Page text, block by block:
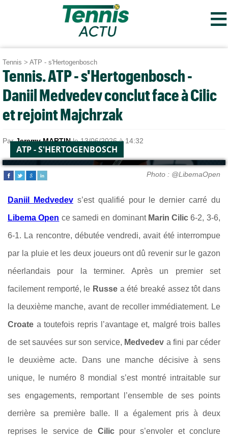
≡
Tennis > ATP - s'Hertogenbosch
Tennis. ATP - s'Hertogenbosch -
Daniil Medvedev conclut face à Cilic
et rejoint Majchrzak
ParJeremy MARTINle 13/06/2026 à 14:32
ATP - S'HERTOGENBOSCH
Photo : @LibemaOpen
Daniil Medvedevs’est qualifié pour le dernier carré du
Libema Open ce samedi en dominant Marin Cilic 6-2, 3-6,
6-1. La rencontre, débutée vendredi, avait été interrompue
par la pluie et les deux joueurs ont dû revenir sur le gazon
néerlandais pour la terminer. Après un premier set
facilement remporté, le Russe a été breaké assez tôt dans
la deuxième manche, avant de recoller immédiatement. Le
Croate a toutefois repris l’avantage et, malgré trois balles
de set sauvées sur son service, Medvedev a fini par céder
le deuxième acte. Dans une manche décisive à sens
unique, le numéro 8 mondial s’est montré intraitable sur
ses engagements, remportant l’ensemble de ses points
derrière sa première balle. Il a également pris à deux
reprises le service de Cilicpour s’envoler et conclure